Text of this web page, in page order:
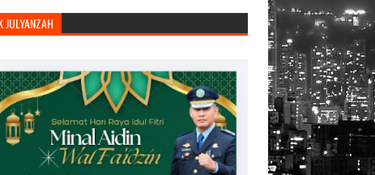
JULYANZAH